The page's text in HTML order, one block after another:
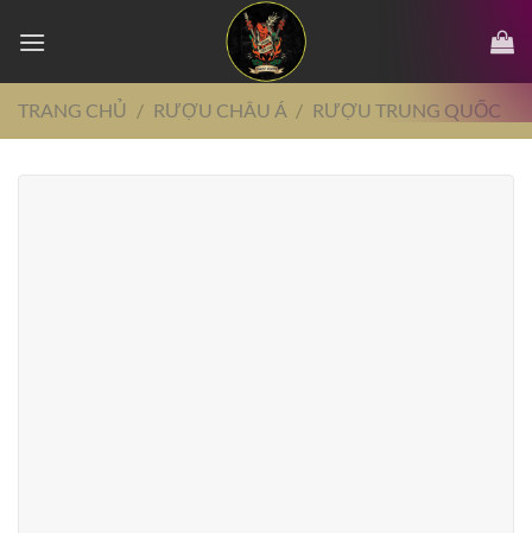
đến
dungTRANG CHỦ / RƯỢU CHÂU Á / RƯỢU TRUNG QUỐC